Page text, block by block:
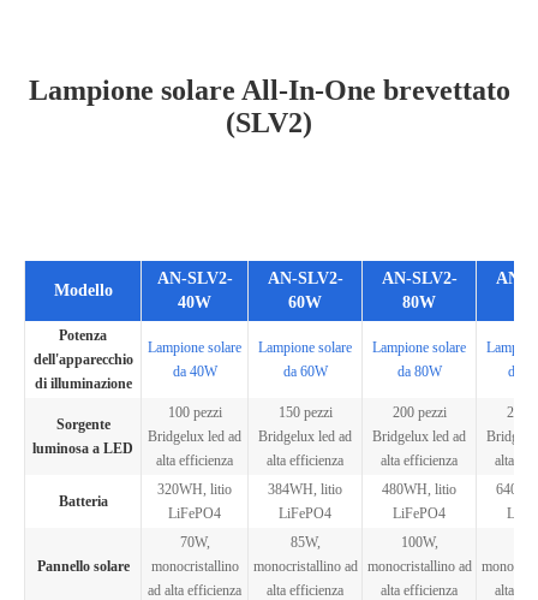
Lampione solare All-In-One brevettato
(SLV2)
Modello
AN-SLV2-
40W
AN-SLV2-
60W
AN-SLV2-
80W
AN-
Potenza
dell'apparecchio
di illuminazione
Lampione solare
da 40W
Lampione solare
da 60W
Lampione solare
da 80W
da
Sorgente
luminosa a LED
100 pezzi
Bridgelux led ad
alta efficienza
150 pezzi
Bridgelux led ad
alta efficienza
200 pezzi
Bridgelux led ad
alta efficienza
250
alta
Batteria
320WH, litio
LiFePO4
384WH, litio
LiFePO4
480WH, litio
LiFePO4
Pannello solare
70W,
monocristallino
ad alta efficienza
85W,
monocristallino ad
alta efficienza
100W,
monocristallino ad
alta efficienza
alta